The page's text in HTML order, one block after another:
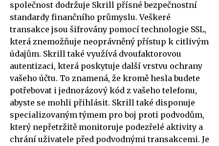
společnost dodržuje Skrill přísné bezpečnostní
standardy finančního průmyslu. Veškeré
transakce jsou šifrovány pomocí technologie SSL,
která znemožňuje neoprávněný přístup k citlivým
údajům. Skrill také využívá dvoufaktorovou
autentizaci, která poskytuje další vrstvu ochrany
vašeho účtu. To znamená, že kromě hesla budete
potřebovat i jednorázový kód z vašeho telefonu,
abyste se mohli přihlásit. Skrill také disponuje
specializovaným týmem pro boj proti podvodům,
který nepřetržitě monitoruje podezřelé aktivity a
chrání uživatele před podvodnými transakcemi. Je